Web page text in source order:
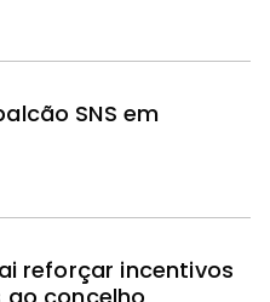
SNS em
reforçar incentivos